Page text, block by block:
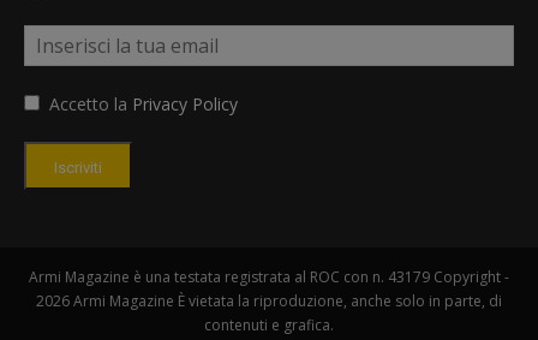
Accetto la Privacy Policy
Iscriviti
Armi Magazine è una testata registrata al ROC con n. 43179 Copyright -
2026 Armi Magazine È vietata la riproduzione, anche solo in parte, di
contenuti e grafica.